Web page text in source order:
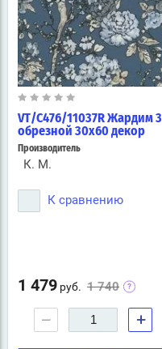
VT/C476/11037R Жардим 3
обрезной 30х60 декор
Производитель
К. М.
К сравнению
1 740
1 479 руб.
− +